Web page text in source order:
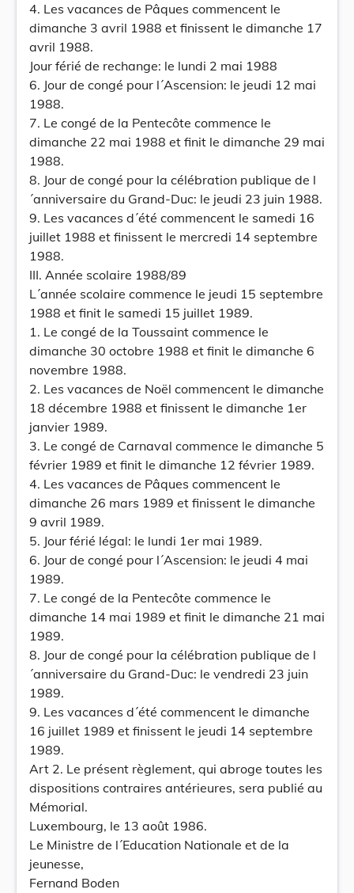
4. Les vacances de Pâques commencent le
dimanche 3 avril 1988 et finissent le dimanche 17
avril 1988.
Jour férié de rechange: le lundi 2 mai 1988
6. Jour de congé pour l´Ascension: le jeudi 12 mai
1988.
7. Le congé de la Pentecôte commence le
dimanche 22 mai 1988 et finit le dimanche 29 mai
1988.
8. Jour de congé pour la célébration publique de l
´anniversaire du Grand-Duc: le jeudi 23 juin 1988.
9. Les vacances d´été commencent le samedi 16
juillet 1988 et finissent le mercredi 14 septembre
1988.
III. Année scolaire 1988/89
L´année scolaire commence le jeudi 15 septembre
1988 et finit le samedi 15 juillet 1989.
1. Le congé de la Toussaint commence le
dimanche 30 octobre 1988 et finit le dimanche 6
novembre 1988.
2. Les vacances de Noël commencent le dimanche
18 décembre 1988 et finissent le dimanche 1er
janvier 1989.
3. Le congé de Carnaval commence le dimanche 5
février 1989 et finit le dimanche 12 février 1989.
4. Les vacances de Pâques commencent le
dimanche 26 mars 1989 et finissent le dimanche
9 avril 1989.
5. Jour férié légal: le lundi 1er mai 1989.
6. Jour de congé pour l´Ascension: le jeudi 4 mai
1989.
7. Le congé de la Pentecôte commence le
dimanche 14 mai 1989 et finit le dimanche 21 mai
1989.
8. Jour de congé pour la célébration publique de l
´anniversaire du Grand-Duc: le vendredi 23 juin
1989.
9. Les vacances d´été commencent le dimanche
16 juillet 1989 et finissent le jeudi 14 septembre
1989.
Art 2. Le présent règlement, qui abroge toutes les
dispositions contraires antérieures, sera publié au
Mémorial.
Luxembourg, le 13 août 1986.
Le Ministre de l´Education Nationale et de la
jeunesse,
Fernand Boden